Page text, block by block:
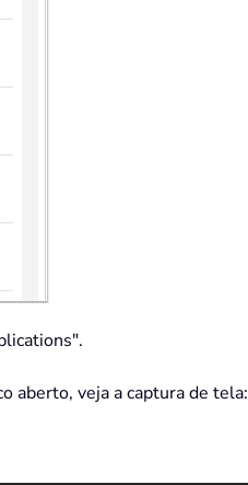
aberto, veja a captura de tela: